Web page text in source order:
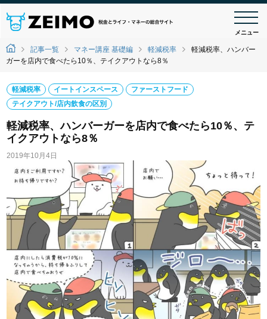
メニュー
記事一覧 マネー講座 基礎編 軽減税率
軽減税率、ハンバー
ガーを店内で食べたら10％、テイクアウトなら8％
軽減税率 イートインスペース
ファーストフード
テイクアウト/店内飲食の区別
軽減税率、ハンバーガーを店内で食べたら10％、テ
イクアウトなら8％
2019年10月4日